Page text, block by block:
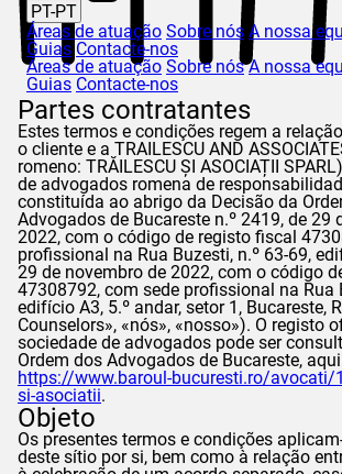
PT-PT
Áreas de atuação Sobre nós A nossa
Guias Contacte-nos
Áreas de atuação Sobre nós A nossa
Guias Contacte-nos
Partes contratantes
Estes termos e condições regem a
o cliente e a TRAILESCU AND
romeno: TRĂILESCU ȘI ASOCIAȚII
de advogados romena de
constituída ao abrigo da Decisão da
Advogados de Bucareste n.º 2419, de 29
2022, com o código de registo fiscal
profissional na Rua Buzesti, n.º 63-69,
29 de novembro de 2022, com o código
47308792, com sede profissional na Rua
edifício A3, 5.º andar, setor 1, Bucareste,
Counselors», «nós», «nosso»). O registo
sociedade de advogados pode ser
Ordem dos Advogados de Bucareste,
https://www.baroul-bucuresti.ro/avocati/
si-asociatii.
Objeto
Os presentes termos e condições
deste sítio por si, bem como à relação